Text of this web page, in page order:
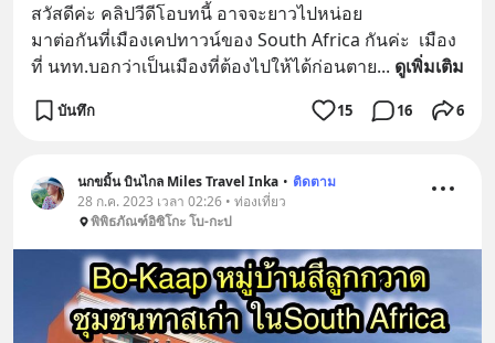
สวัสดีค่ะ คลิปวีดีโอบทนี้ อาจจะยาวไปหน่อย
มาต่อกันที่เมืองเคปทาวน์ของ South Africa กันค่ะ  เมือง
ที่ นทท.บอกว่าเป็นเมืองที่ต้องไปให้ได้ก่อนตาย... ดูเพิ่มเติม
บันทึก 15 16 6
นกขมิ้น บินไกล Miles Travel Inka • ติดตาม
28 ก.ค. 2023 เวลา 02:26 • ท่องเที่ยว
พิพิธภัณฑ์อิซิโกะ โบ-กะป